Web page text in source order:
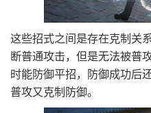
这些招式之间是存在克制关
断普通攻击，但是无法被普
时能防御平招，防御成功后
普攻又克制防御。